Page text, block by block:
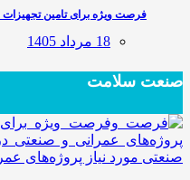
فرصت ویژه برای تامین
18 مرداد 1405
صنعت سلامت